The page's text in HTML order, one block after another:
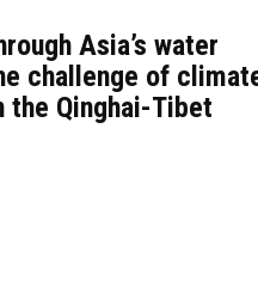
Asia’s water
challenge of
the Qinghai-Tibet